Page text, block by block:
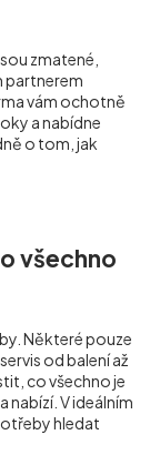
zmatené,
partnerem
vám ochotně
a nabídne
o tom, jak
všechno
Některé pouze
od balení až
co všechno je
nabízí. V ideálním
hledat